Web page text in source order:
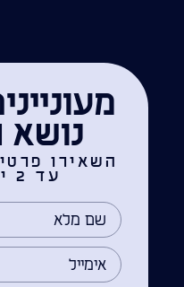
השאירו
עד 2 ימי עסקים.